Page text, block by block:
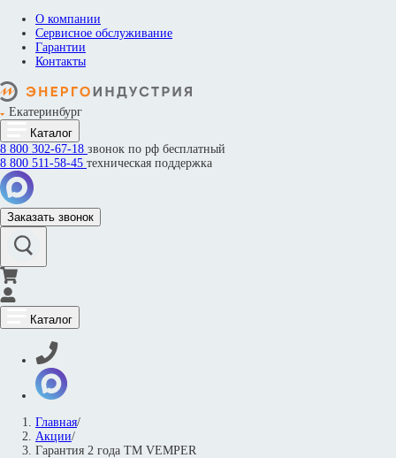
О компании
Сервисное обслуживание
Гарантии
Контакты
Екатеринбург
Каталог
8 800 302-67-18 звонок по рф бесплатный
8 800 511-58-45 техническая поддержка
Заказать звонок
Каталог
Главная/
Акции/
Гарантия 2 года TМ VEMPER